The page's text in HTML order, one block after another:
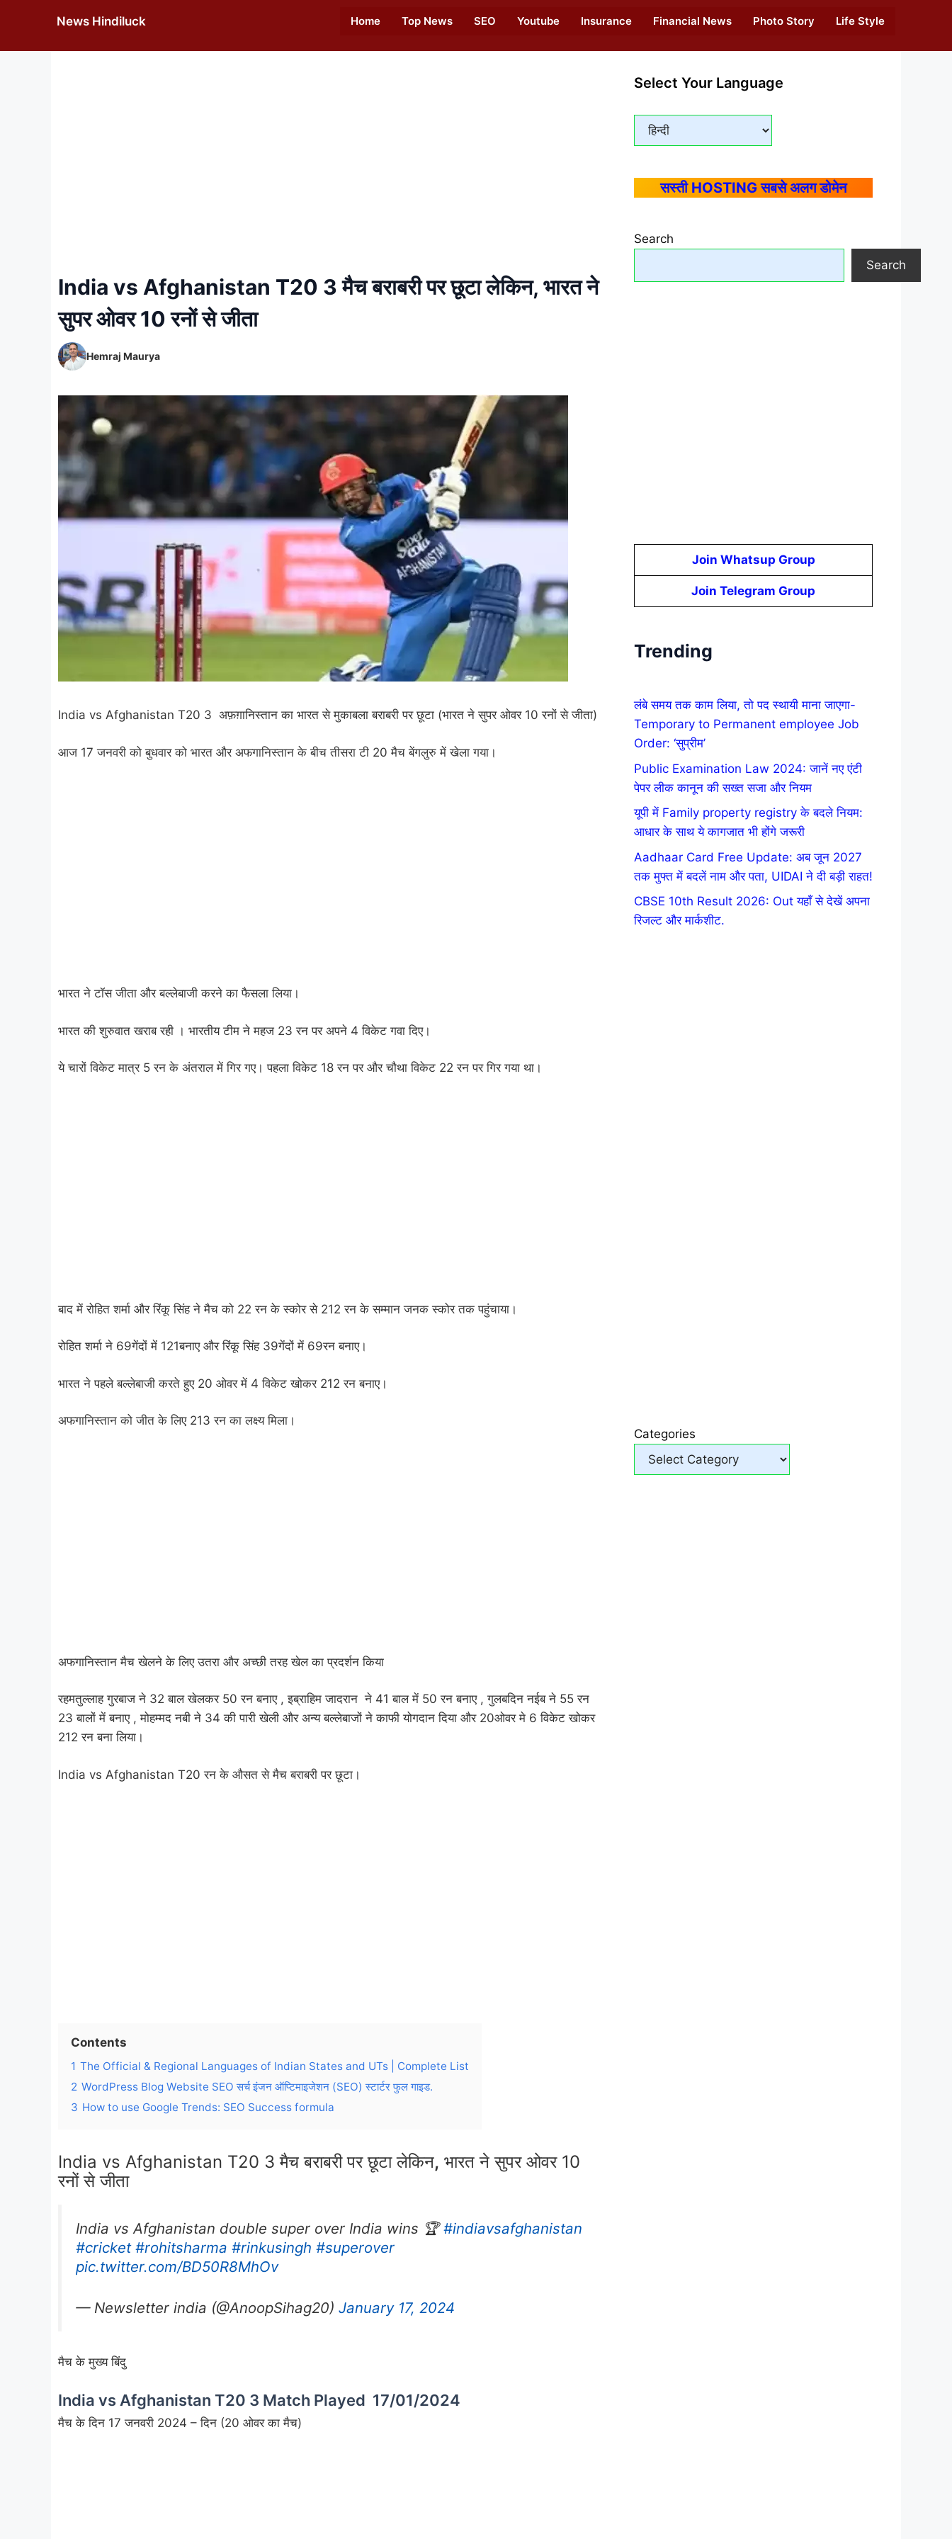
News Hindiluck Home Top News SEO Youtube Insurance Financial News Photo Story Life Style
India vs Afghanistan T20 3 मैच बराबरी पर छूटा लेकिन, भारत ने
सुपर ओवर 10 रनों से जीता
Hemraj Maurya
India vs Afghanistan T20 3 अफ़ग़ानिस्तान का भारत से मुकाबला बराबरी पर छूटा (भारत ने सुपर ओवर 10 रनों से जीता)
आज 17 जनवरी को बुधवार को भारत और अफगानिस्तान के बीच तीसरा टी 20 मैच बेंगलुरु में खेला गया।
भारत ने टॉस जीता और बल्लेबाजी करने का फैसला लिया।
भारत की शुरुवात खराब रही । भारतीय टीम ने महज 23 रन पर अपने 4 विकेट गवा दिए।
ये चारों विकेट मात्र 5 रन के अंतराल में गिर गए। पहला विकेट 18 रन पर और चौथा विकेट 22 रन पर गिर गया था।
बाद में रोहित शर्मा और रिंकू सिंह ने मैच को 22 रन के स्कोर से 212 रन के सम्मान जनक स्कोर तक पहुंचाया।
रोहित शर्मा ने 69गेंदों में 121बनाए और रिंकू सिंह 39गेंदों में 69रन बनाए।
भारत ने पहले बल्लेबाजी करते हुए 20 ओवर में 4 विकेट खोकर 212 रन बनाए।
अफगानिस्तान को जीत के लिए 213 रन का लक्ष्य मिला।
अफगानिस्तान मैच खेलने के लिए उतरा और अच्छी तरह खेल का प्रदर्शन किया
रहमतुल्लाह गुरबाज ने 32 बाल खेलकर 50 रन बनाए , इब्राहिम जादरान ने 41 बाल में 50 रन बनाए , गुलबदिन नईब ने 55 रन
23 बालों में बनाए , मोहम्मद नबी ने 34 की पारी खेली और अन्य बल्लेबाजों ने काफी योगदान दिया और 20ओवर मे 6 विकेट खोकर
212 रन बना लिया।
India vs Afghanistan T20 रन के औसत से मैच बराबरी पर छूटा।
Contents
1 The Official & Regional Languages of Indian States and UTs | Complete List
2 WordPress Blog Website SEO सर्च इंजन ऑप्टिमाइजेशन (SEO) स्टार्टर फुल गाइड.
3 How to use Google Trends: SEO Success formula
India vs Afghanistan T20 3 मैच बराबरी पर छूटा लेकिन, भारत ने सुपर ओवर 10
रनों से जीता
India vs Afghanistan double super over India wins 🏆#indiavsafghanistan
#cricket #rohitsharma #rinkusingh #superover
pic.twitter.com/BD50R8MhOv
— Newsletter india (@AnoopSihag20) January 17, 2024
मैच के मुख्य बिंदु
India vs Afghanistan T20 3 Match Played 17/01/2024
मैच के दिन 17 जनवरी 2024 – दिन (20 ओवर का मैच)
Select Your Language
सस्ती HOSTING सबसे अलग डोमेन
Search
Search
Join Whatsup Group
Join Telegram Group
Trending
लंबे समय तक काम लिया, तो पद स्थायी माना जाएगा-
Temporary to Permanent employee Job
Order: ‘सुप्रीम’
Public Examination Law 2024: जानें नए एंटी
पेपर लीक कानून की सख्त सजा और नियम
यूपी में Family property registry के बदले नियम:
आधार के साथ ये कागजात भी होंगे जरूरी
Aadhaar Card Free Update: अब जून 2027
तक मुफ्त में बदलें नाम और पता, UIDAI ने दी बड़ी राहत!
CBSE 10th Result 2026: Out यहाँ से देखें अपना
रिजल्ट और मार्कशीट.
Categories